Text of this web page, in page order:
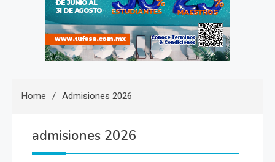
Home Admisiones 2026
admisiones 2026